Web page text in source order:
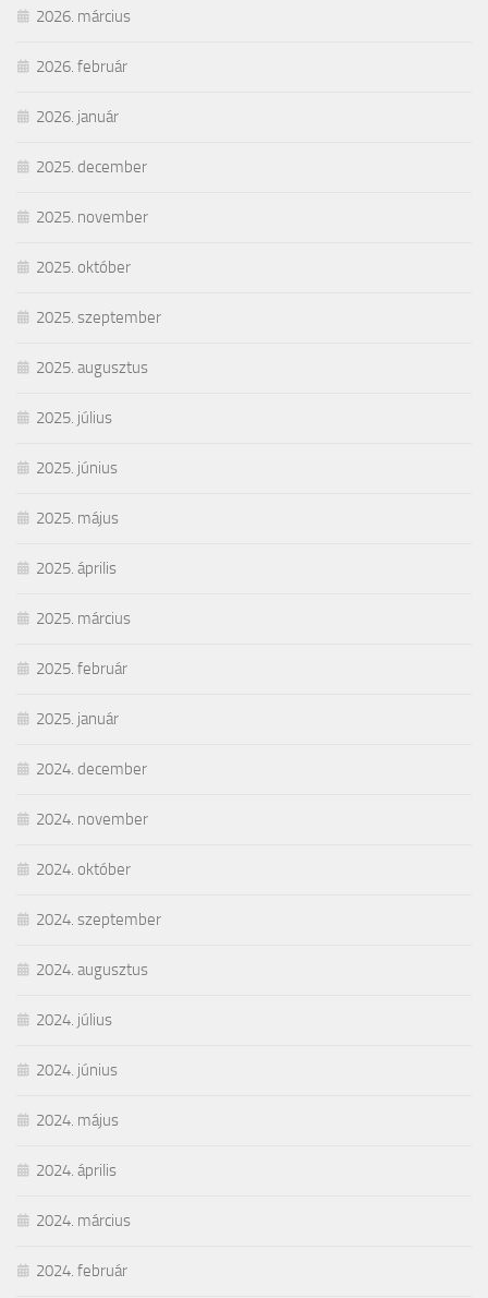
2026. március
2026. február
2026. január
2025. december
2025. november
2025. október
2025. szeptember
2025. augusztus
2025. július
2025. június
2025. május
2025. április
2025. március
2025. február
2025. január
2024. december
2024. november
2024. október
2024. szeptember
2024. augusztus
2024. július
2024. június
2024. május
2024. április
2024. március
2024. február